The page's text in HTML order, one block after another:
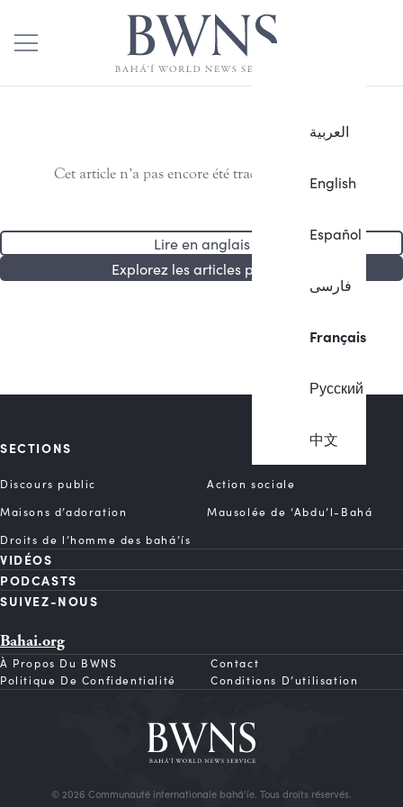
العربية
English
Español
فارسی
Français
Русский
中文
Cet article n’a pas encore été traduit en français.
Lire en anglais
Explorez les articles publiés
SECTIONS
Discours public
Action sociale
Maisons d’adoration
Mausolée de ‘Abdu’l-Bahá
Droits de l’homme des bahá’ís
VIDÉOS
PODCASTS
SUIVEZ-NOUS
Bahai.org
À Propos Du BWNS
Contact
Politique De Confidentialité
Conditions D’utilisation
© 2026 Communauté internationale bahá’íe. Tous droits réservés.